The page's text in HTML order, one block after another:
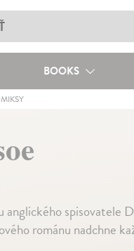
BOOKS
anglického
románu nadchne